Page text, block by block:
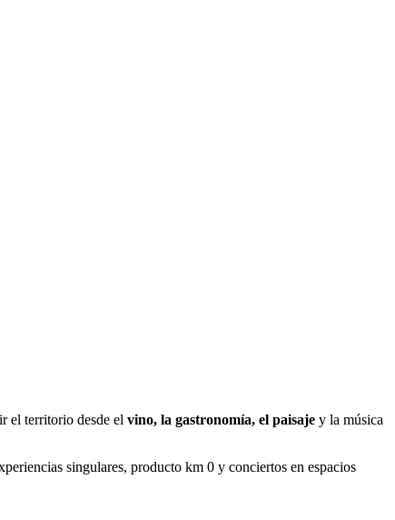
el territorio desde el vino, la gastronomía, el paisaje y la música
singulares, producto km 0 y conciertos en espacios